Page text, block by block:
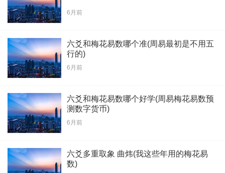
6月前
六爻和梅花易数哪个准(周易最初是不用五
行的)
6月前
六爻和梅花易数哪个好学(周易梅花易数预
测数字货币)
6月前
六爻多重取象 曲炜(我这些年用的梅花易
数)